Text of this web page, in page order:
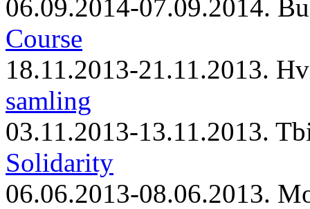
06.09.2014-07.09.2014.
Course
18.11.2013-21.11.2013.
samling
03.11.2013-13.11.2013.
Solidarity
06.06.2013-08.06.2013.